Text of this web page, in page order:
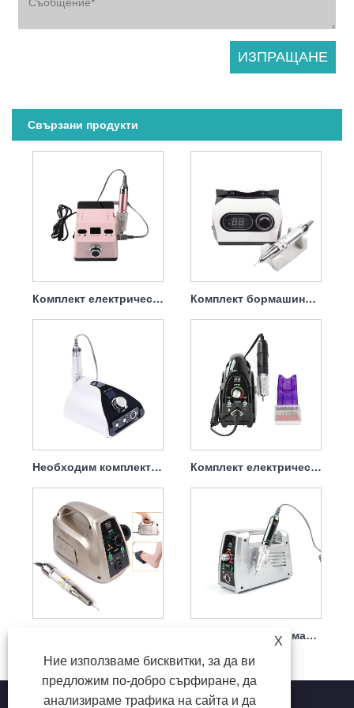
Свързани продукти
Комплект електрически бормашини за премахване на гел лак 65w 35000rpm Комплект бормашини за нокти Професионална електрическа пила 65w 35000rpm
Необходим комплект електрически бормашини за нокти 65w 35000rpm Комплект електрическа бормашина за премахване на нокти Dip 65w 35000rpm
Електрическа бормашина за нокти, която не се поврежда лесно, накрайник 65w 35000rpm
X
Ние използваме бисквитки, за да ви
предложим по-добро сърфиране, да
анализираме трафика на сайта и да